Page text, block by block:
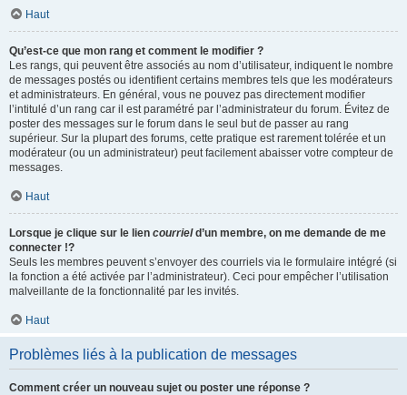
Haut
Qu’est-ce que mon rang et comment le modifier ?
Les rangs, qui peuvent être associés au nom d’utilisateur, indiquent le nombre
de messages postés ou identifient certains membres tels que les modérateurs
et administrateurs. En général, vous ne pouvez pas directement modifier
l’intitulé d’un rang car il est paramétré par l’administrateur du forum. Évitez de
poster des messages sur le forum dans le seul but de passer au rang
supérieur. Sur la plupart des forums, cette pratique est rarement tolérée et un
modérateur (ou un administrateur) peut facilement abaisser votre compteur de
messages.
Haut
Lorsque je clique sur le lien courrield’un membre, on me demande de me
connecter !?
Seuls les membres peuvent s’envoyer des courriels via le formulaire intégré (si
la fonction a été activée par l’administrateur). Ceci pour empêcher l’utilisation
malveillante de la fonctionnalité par les invités.
Haut
Problèmes liés à la publication de messages
Comment créer un nouveau sujet ou poster une réponse ?